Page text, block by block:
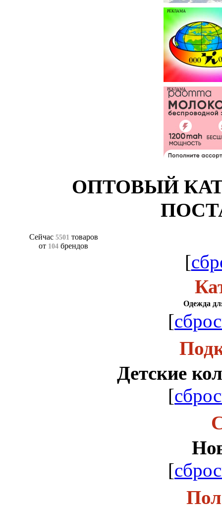
РЕКЛАМА
РЕКЛАМА
ОПТОВЫЙ
Сейчас 5501 товаров
от 104 брендов
[
Одежда
[
Детские
[
[